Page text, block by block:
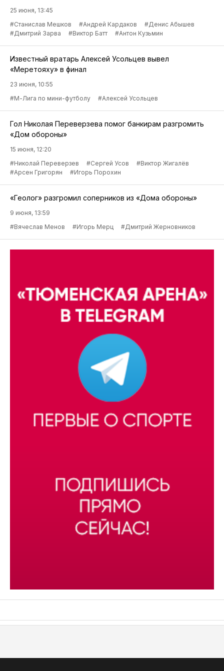
25 июня, 13:45
#Станислав Мешков
#Андрей Кардаков
#Денис Абышев
#Дмитрий Зарва
#Виктор Батт #Антон Кузьмин
Известный вратарь Алексей Усольцев вывел
«Меретояху» в финал
23 июня, 10:55
#М-Лига по мини-футболу
#Алексей Усольцев
Гол Николая Переверзева помог банкирам разгромить
«Дом обороны»
15 июня, 12:20
#Николай Переверзев
#Сергей Усов
#Виктор Жигалёв
#Арсен Григорян
#Игорь Порохин
«Геолог» разгромил соперников из «Дома обороны»
9 июня, 13:59
#Вячеслав Менов
#Игорь Мерц #Дмитрий Жерновников